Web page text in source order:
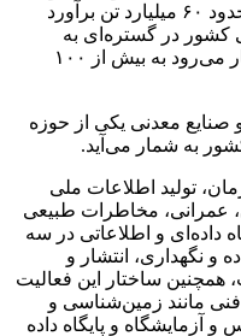
کل ذخایر اثبات شده معادن ایران در حدود ۶۰ میلیارد تن برآورد
کشور در گستره‌­ای به
مساحت ۵۰۰ هزار کیلومتر مربع انتظار می‌رود به بیش از ۱۰۰
معدنی یکی از حوزه­‌
به شمار می‌­آید.
تولید اطلاعات ملی
عمرانی، مخاطرات طبیعی
داده‌­ای و اطلاعاتی در سه
و نگهداری، انتشار و
همچنین ساختار این فعالیت­‌
مانند زمین‌شناسی و
و آزمایشگاه و پایگاه داده